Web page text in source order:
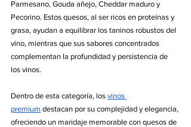
Parmesano, Gouda añejo, Cheddar maduro y
Pecorino. Estos quesos, al ser ricos en proteínas y
grasa, ayudan a equilibrar los taninos robustos del
vino, mientras que sus sabores concentrados
complementan la profundidad y persistencia de
los vinos.
Dentro de esta categoría, los vinos
premium destacan por su complejidad y elegancia,
ofreciendo un maridaje memorable con quesos de